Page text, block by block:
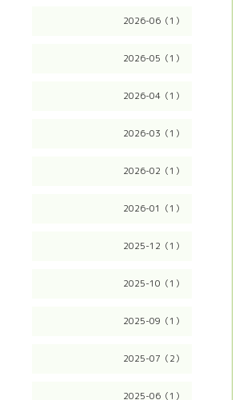
2026-06（1）
2026-05（1）
2026-04（1）
2026-03（1）
2026-02（1）
2026-01（1）
2025-12（1）
2025-10（1）
2025-09（1）
2025-07（2）
2025-06（1）